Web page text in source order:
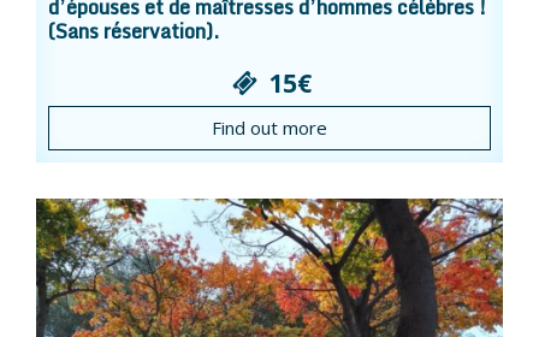
d’épouses et de maîtresses d’hommes célèbres !
(Sans réservation).
15€
Find out more